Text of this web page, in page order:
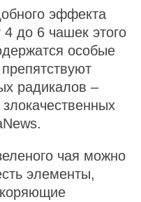
эффекта
до 6 чашек этого
особые
радикалов –
чая можно
элементы,